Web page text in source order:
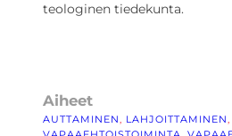
teologinen tiedekunta.
Aiheet
AUTTAMINEN, LAHJOITTAMINEN